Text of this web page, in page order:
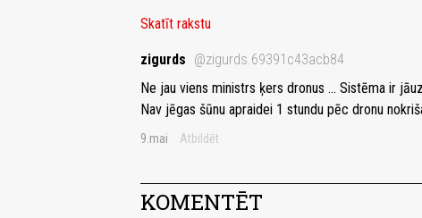
Skatīt rakstu
zigurds @zigurds.69391c43acb84
Ne jau viens ministrs ķers dronus ... Sistēma ir
Nav jēgas šūnu apraidei 1 stundu pēc dronu
9.mai Atbildēt
KOMENTĒT